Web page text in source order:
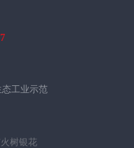
工业示范
树银花